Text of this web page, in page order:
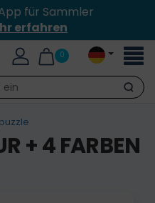
für Sammler
erfahren
0
Suche
+ 4 FARBEN